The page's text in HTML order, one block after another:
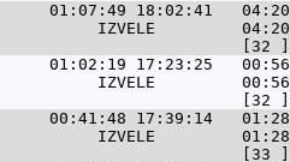
01:07:49 18:02:41
IZVELE
01:02:19 17:23:25
IZVELE
17:39:14   01:28
IZVELE